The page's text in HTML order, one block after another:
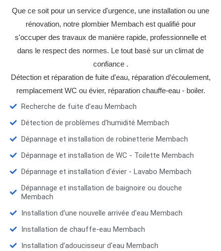
Que ce soit pour un service d'urgence, une installation ou une
rénovation, notre plombier Membach est qualifié pour
s'occuper des travaux de manière rapide, professionnelle et
dans le respect des normes. Le tout basé sur un climat de
confiance .
Détection et réparation de fuite d'eau, réparation d’écoulement,
remplacement WC ou évier, réparation chauffe-eau - boiler.
Recherche de fuite d’eau Membach
Détection de problèmes d'humidité Membach
Dépannage et installation de robinetterie Membach
Dépannage et installation de WC - Toilette Membach
Dépannage et installation d'évier - Lavabo Membach
Dépannage et installation de baignoire ou douche
Membach
Installation d'une nouvelle arrivée d'eau Membach
Installation de chauffe-eau Membach
Installation d’adoucisseur d'eau Membach